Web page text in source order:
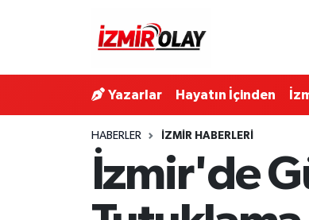
Yazarlar Hayatın İçinden
HABERLER İZMIR HABERLERI
İzmir'de
Konak Trafik Yoğunluk Haritası
Süper Lig Puan Durumu ve Fikstür
Tüm Manşetler